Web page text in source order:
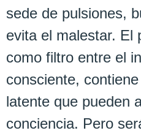
sede de pulsiones,
evita el malestar. El
como filtro entre el
consciente,
latente que pueden
conciencia. Pero